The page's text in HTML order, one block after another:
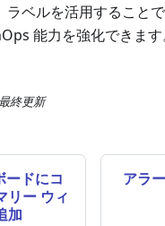
ベルを活用することで
能力を強化できます
終更新
ードにコ
リー ウィ
加
アラ